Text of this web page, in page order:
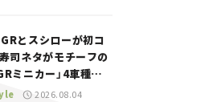
とスシローが初コ
司ネタがモチーフの
ミニカー」4車種が
手方法は？【クルマ
2026.08.04